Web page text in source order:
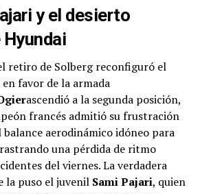
y el desierto
retiro de Solberg reconfiguró el
favor de la armada
ascendió a la segunda posición,
francés admitió su frustración
aerodinámico idóneo para
una pérdida de ritmo
del viernes. La verdadera
la puso el juvenil Sami Pajari, quien